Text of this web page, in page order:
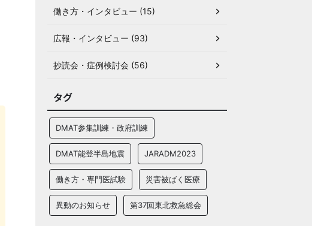
働き方・インタビュー (15)
広報・インタビュー (93)
抄読会・症例検討会 (56)
タグ
DMAT参集訓練・政府訓練
DMAT能登半島地震 JARADM2023
働き方・専門医試験 災害被ばく医療
異動のお知らせ 第37回東北救急総会